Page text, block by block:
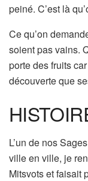
peiné. C’est là
Ce qu’on
soient pas vains.
porte des fruits
découverte que
L’un de nos
ville en ville, je
Mitsvots et faisait